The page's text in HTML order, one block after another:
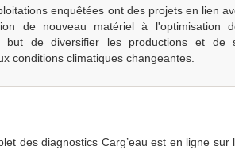
enquêtées ont des projets en lien
de nouveau matériel à l'optimisation
but de diversifier les productions et de
conditions climatiques changeantes.
des diagnostics Carg’eau est en ligne sur